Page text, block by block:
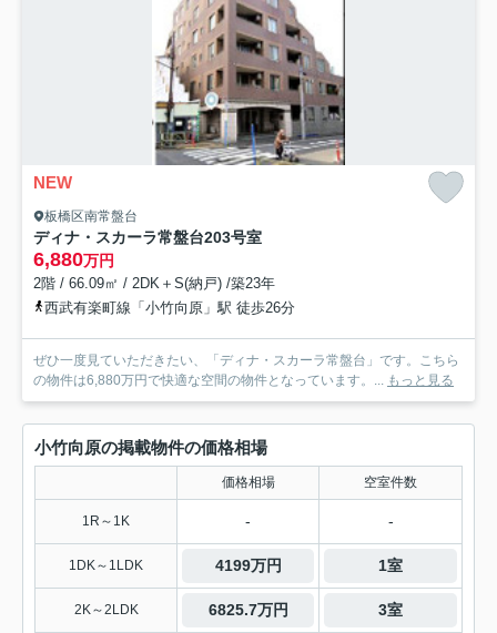
NEW
板橋区南常盤台
ディナ・スカーラ常盤台203号室
6,880万円
2階 / 66.09㎡ / 2DK＋S(納戸) /築23年
西武有楽町線「小竹向原」駅 徒歩26分
ぜひ一度見ていただきたい、「ディナ・スカーラ常盤台」です。こちら
の物件は6,880万円で快適な空間の物件となっています。... もっと見る
小竹向原の掲載物件の価格相場
価格相場 空室件数
1R～1K - -
1DK～1LDK 4199万円 1室
2K～2LDK 6825.7万円 3室